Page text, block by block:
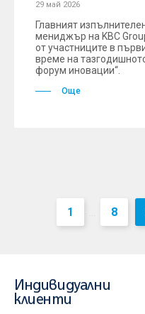
29 май 2026
Главният
мениджър на KBC
от участниците в
време на
форум иновации“.
Още
1 ... 8
Индивидуални
клиенти